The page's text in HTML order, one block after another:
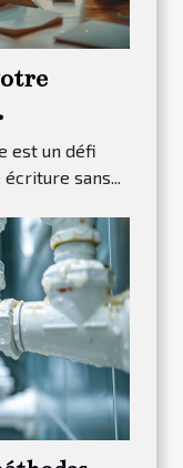
est un défi
sans...